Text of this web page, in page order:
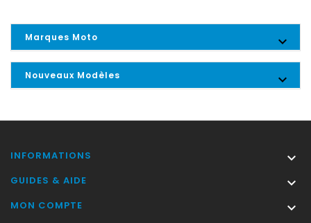
Marques Moto 
Nouveaux Modèles 
INFORMATIONS 
GUIDES & AIDE 
MON COMPTE 